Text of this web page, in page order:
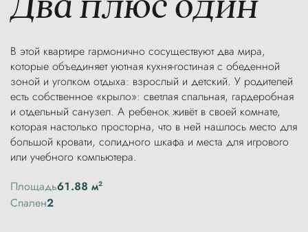
Площадь61.88 м2
Спален2
В этой квартире гармонично сосуществуют два мира,
которые объединяет уютная кухня-гостиная с обеденной
зоной и уголком отдыха: взрослый и детский. У родителей
есть собственное «крыло»: светлая спальная, гардеробная
и отдельный санузел. А ребенок живёт в своей комнате,
которая настолько просторна, что в ней нашлось место для
большой кровати, солидного шкафа и места для игрового
или учебного компьютера.